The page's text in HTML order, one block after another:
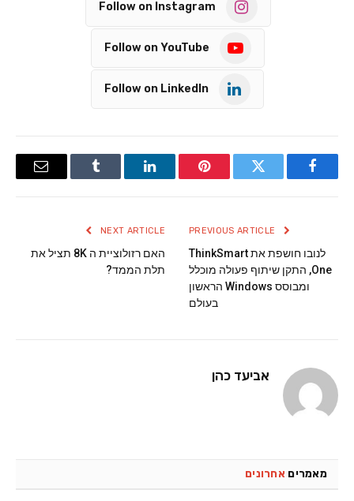
Follow on Instagram
Follow on YouTube
Follow on LinkedIn
Facebook
Twitter
Pinterest
LinkedIn
Tumblr
Email
לנובו חושפת את ThinkSmart
One, התקן שיתוף פעולה מוכלל
ומבוסס Windows הראשון
בעולם
NEXT ARTICLE
האם רזולוציית ה 8K תציל את
תלת הממד?
אביעד כהן
מאמרים אחרונים